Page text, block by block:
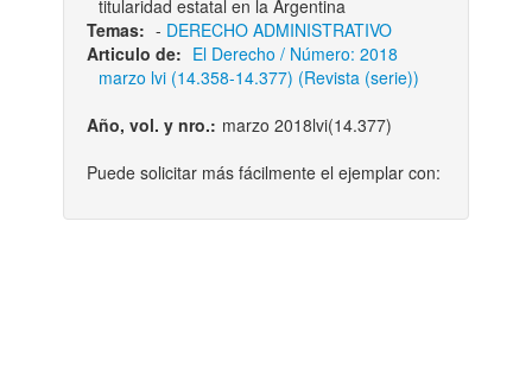
titularidad estatal en la Argentina
Temas: - DERECHO ADMINISTRATIVO
Articulo de: El Derecho / Número: 2018
marzo lvi (14.358-14.377) (Revista (serie))
Año, vol. y nro.: marzo 2018lvi(14.377)
Puede solicitar más fácilmente el ejemplar con: